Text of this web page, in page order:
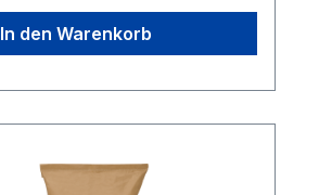
In den Warenkorb